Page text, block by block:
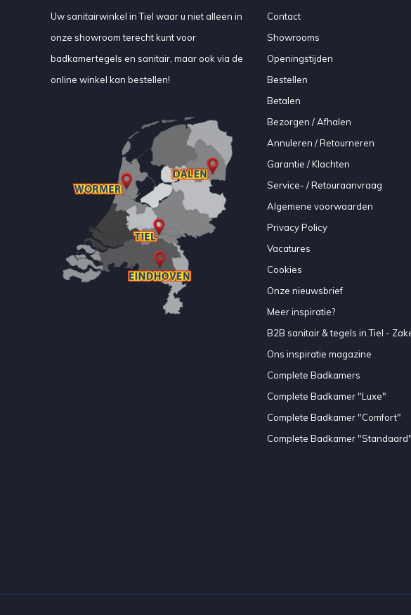
Uw sanitairwinkel in Tiel waar u niet alleen in
onze showroom terecht kunt voor
badkamertegels en sanitair, maar ook via de
online winkel kan bestellen!
Contact
Showrooms
Openingstijden
Bestellen
Betalen
Bezorgen / Afhalen
Annuleren / Retourneren
Garantie / Klachten
Service- / Retouraanvraag
Algemene voorwaarden
Privacy Policy
Vacatures
Cookies
Onze nieuwsbrief
Meer inspiratie?
B2B sanitair & tegels in Tiel -
Ons inspiratie magazine
Complete Badkamers
Complete Badkamer "Luxe"
Complete Badkamer "Comfort"
Complete Badkamer "Standaard"